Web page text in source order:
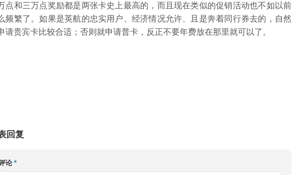
点和三万点奖励都是两张卡史上最高的，而且现在类似的促销活动也不如以前
频繁了。如果是英航的忠实用户、经济情况允许、且是奔着同行券去的，自然
请贵宾卡比较合适；否则就申请普卡，反正不要年费放在那里就可以了。
回复
论*